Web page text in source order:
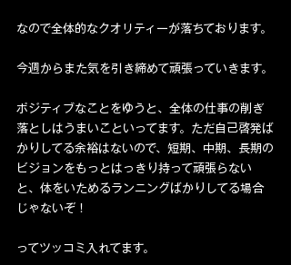
なので全体的なクオリティーが落ちております。
今週からまた気を引き締めて頑張っていきます。
ポジティブなことをゆうと、全体の仕事の削ぎ
落としはうまいこといってます。ただ自己啓発ば
かりしてる余裕はないので、短期、中期、長期の
ビジョンをもっとはっきり持って頑張らない
と、体をいためるランニングばかりしてる場合
じゃないぞ！
ってツッコミ入れてます。